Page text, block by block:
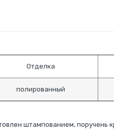
Отделка
полированный
штампованием, поручень